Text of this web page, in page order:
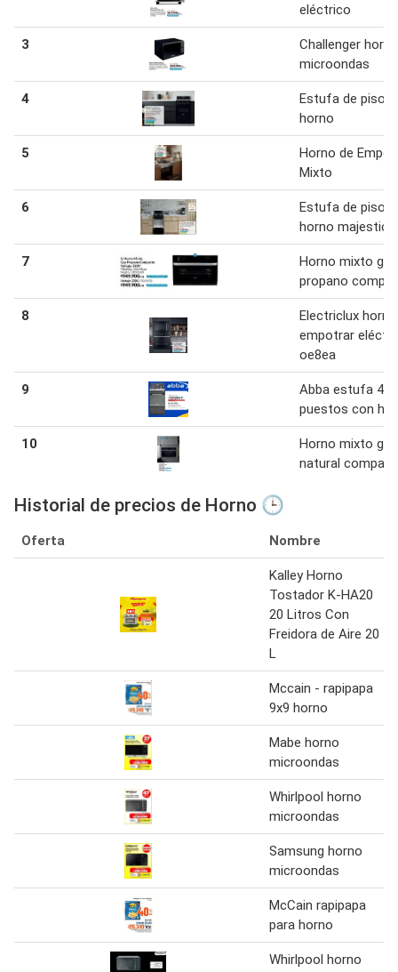
eléctrico
3
Challenger horno
microondas
4
Estufa de piso
horno
5
Horno de
Mixto
6
Estufa de piso
horno majestic
7
Horno mixto gas
propano
8
Electriclux
empotrar
oe8ea
9
Abba estufa 4
puestos con
10
Horno mixto gas
natural
Historial de precios de Horno 🕒
Oferta Nombre
Kalley Horno
Tostador K-HA20
20 Litros Con
Freidora de Aire 20
L
Mccain - rapipapa
9x9 horno
Mabe horno
microondas
Whirlpool horno
microondas
Samsung horno
microondas
McCain rapipapa
para horno
Whirlpool horno